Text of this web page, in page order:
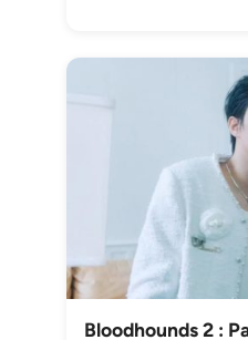
Bloodhounds 2 :